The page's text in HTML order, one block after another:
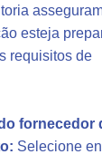
esteja
requisitos de
fornecedor
Selecione